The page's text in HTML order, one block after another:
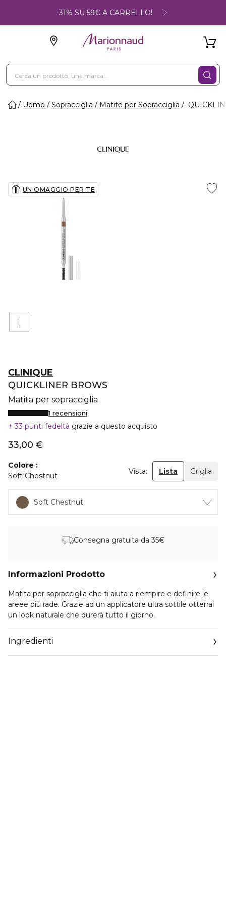
-31% SU 59€ A CARRELLO!
Uomo Sopracciglia Matite per Sopracciglia
UN OMAGGIO PER TE
CLINIQUE
QUICKLINER BROWS
Matita per sopracciglia
1 recensioni
33 punti fedeltà grazie a questo acquisto
33,00 €
Colore
Soft Chestnut
Vista: Lista Griglia
Soft Chestnut
Consegna gratuita da 35€
Informazioni Prodotto
Matita per sopracciglia che ti aiuta a riempire e definire le
areee più rade. Grazie ad un applicatore ultra sottile otterrai
un look naturale che durerà tutto il giorno.
Ingredienti